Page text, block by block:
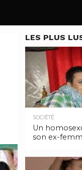
LES PLUS
SOCIÉTÉ
Un
son ex-